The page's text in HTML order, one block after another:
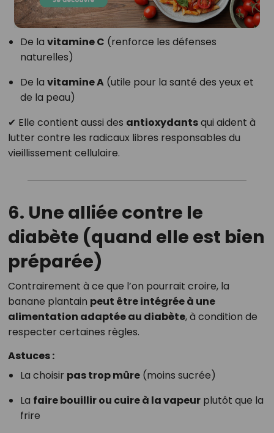
De la vitamine C (renforce les défenses
naturelles)
De la vitamine A(utile pour la santé des yeux et
de la peau)
✔ Elle contient aussi des antioxydantsqui aident à
lutter contre les radicaux libres responsables du
vieillissement cellulaire.
6. Une alliée contre le
diabète (quand elle est bien
préparée)
Contrairement à ce que l’on pourrait croire, la
banane plantain peut être intégrée à une
alimentation adaptée au diabète, à condition de
respecter certaines règles.
Astuces :
La choisir pas trop mûre(moins sucrée)
La faire bouillir ou cuire à la vapeurplutôt que la
frire